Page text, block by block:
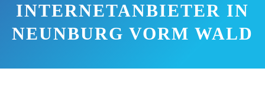
INTERNETANBIETER IN
NEUNBURG VORM WALD